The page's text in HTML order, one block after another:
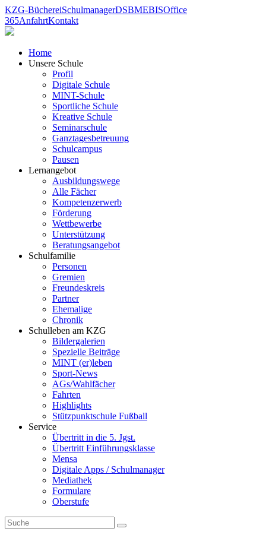
KZG-BüchereiSchulmanagerDSBMEBISOffice
365AnfahrtKontakt
Home
Unsere Schule
Profil
Digitale Schule
MINT-Schule
Sportliche Schule
Kreative Schule
Seminarschule
Ganztagesbetreuung
Schulcampus
Pausen
Lernangebot
Ausbildungswege
Alle Fächer
Kompetenzerwerb
Förderung
Wettbewerbe
Unterstützung
Beratungsangebot
Schulfamilie
Personen
Gremien
Freundeskreis
Partner
Ehemalige
Chronik
Schulleben am KZG
Bildergalerien
Spezielle Beiträge
MINT (er)leben
Sport-News
AGs/Wahlfächer
Fahrten
Highlights
Stützpunktschule Fußball
Service
Übertritt in die 5. Jgst.
Übertritt Einführungsklasse
Mensa
Digitale Apps / Schulmanager
Mediathek
Formulare
Oberstufe